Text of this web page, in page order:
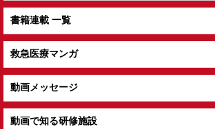
書籍連載 一覧
救急医療マンガ
動画メッセージ
動画で知る研修施設